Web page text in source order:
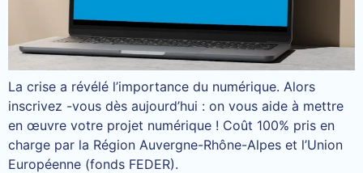
La crise a révélé l’importance du numérique. Alors
inscrivez -vous dès aujourd’hui : on vous aide à mettre
en œuvre votre projet numérique ! Coût 100% pris en
charge par la Région Auvergne-Rhône-Alpes et l’Union
Européenne (fonds FEDER).